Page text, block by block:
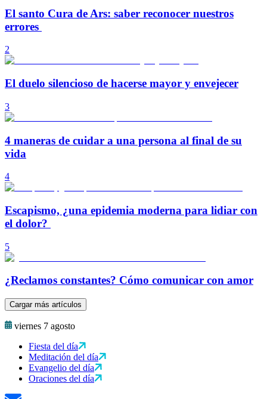
El santo Cura de Ars: saber reconocer nuestros
errores
2
El duelo silencioso de hacerse mayor y envejecer
3
4 maneras de cuidar a una persona al final de su
vida
4
Escapismo, ¿una epidemia moderna para lidiar con
el dolor?
5
¿Reclamos constantes? Cómo comunicar con amor
Cargar más artículos
viernes 7 agosto
Fiesta del día
Meditación del día
Evangelio del día
Oraciones del día